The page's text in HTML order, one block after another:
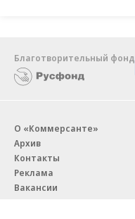
Благотворительный фонд
О «Коммерсанте»
Архив
Контакты
Реклама
Вакансии